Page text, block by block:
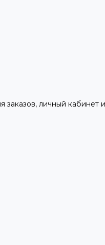
заказов, личный кабинет